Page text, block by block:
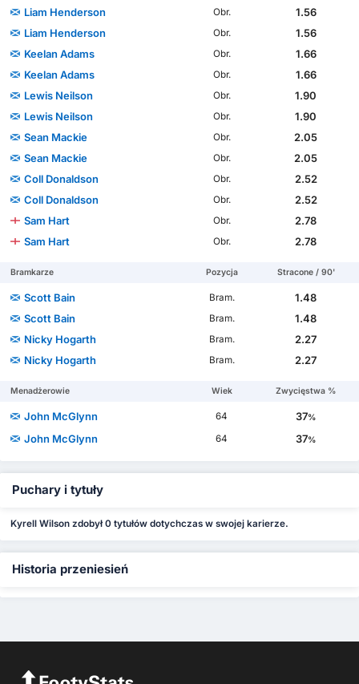
Liam Henderson
Obr.
1.56
Liam Henderson
Obr.
1.56
Keelan Adams
Obr.
1.66
Keelan Adams
Obr.
1.66
Lewis Neilson
Obr.
1.90
Lewis Neilson
Obr.
1.90
Sean Mackie
Obr.
2.05
Sean Mackie
Obr.
2.05
Coll Donaldson
Obr.
2.52
Coll Donaldson
Obr.
2.52
Sam Hart
Obr.
2.78
Sam Hart
Obr. 2.78
Bramkarze Pozycja Stracone / 90'
Scott Bain Bram.
1.48
Scott Bain
Bram.
1.48
Nicky Hogarth
Bram.
2.27
Nicky Hogarth
Bram. 2.27
Menadżerowie Wiek Zwycięstwa %
John McGlynn 64 37%
John McGlynn 64 37%
Puchary i tytuły
Kyrell Wilson zdobył 0 tytułów dotychczas w swojej karierze.
Historia przeniesień